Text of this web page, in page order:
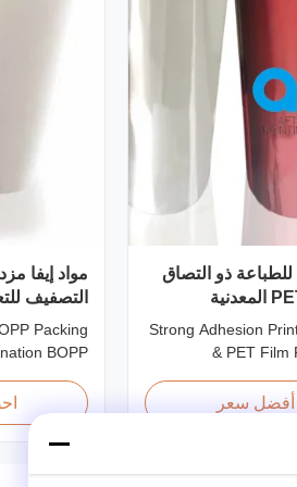
ذو التصاق
Strong Adhesion
& PET Film
metallized
laminated with
packaging
سعر
التصفيف
Packing
BOPP
offset
+ EVA.
is